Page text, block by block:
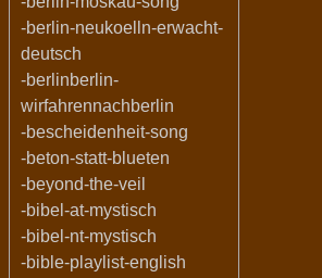
-berlin-neukoelln-erwacht-
deutsch
-berlinberlin-
wirfahrennachberlin
-bescheidenheit-song
-beton-statt-blueten
-beyond-the-veil
-bibel-at-mystisch
-bibel-nt-mystisch
-bible-playlist-english